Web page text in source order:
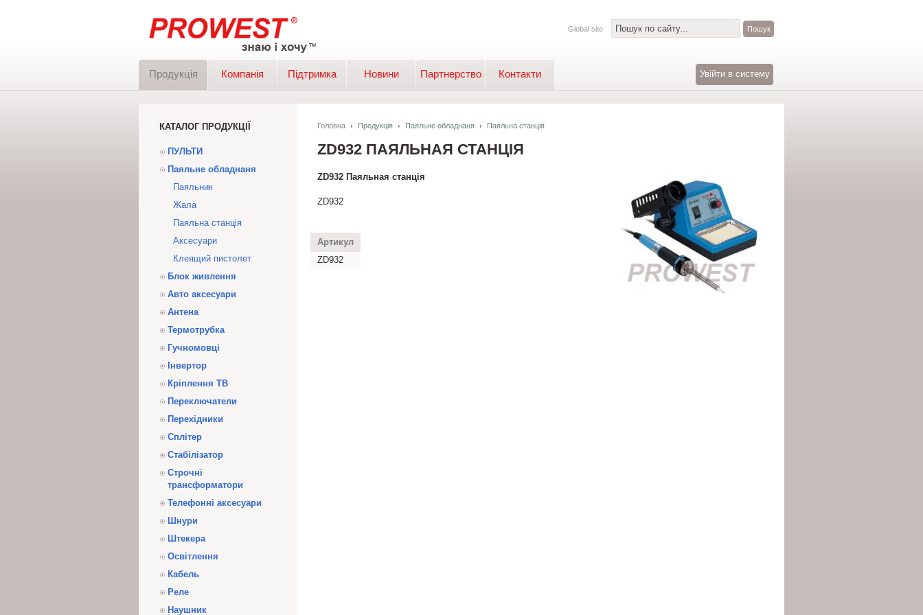
Global site
Продукція Компанія Підтримка Новини Партнерство Контакти Увійти в систему
КАТАЛОГ ПРОДУКЦІЇ
ПУЛЬТИ
Паяльне обладнаня
Паяльник
Жала
Паяльна станція
Аксесуари
Клеящий пистолет
Блок живлення
Авто аксесуари
Антена
Термотрубка
Гучномовці
Інвертор
Кріплення ТВ
Переключатели
Перехідники
Сплітер
Стабілізатор
Строчні
трансформатори
Телефонні аксесуари
Шнури
Штекера
Освітлення
Кабель
Реле
Наушник
Головна Продукція Паяльне обладнаня Паяльна станція
ZD932 ПАЯЛЬНАЯ СТАНЦІЯ
ZD932 Паяльная станція
ZD932
Артикул
ZD932